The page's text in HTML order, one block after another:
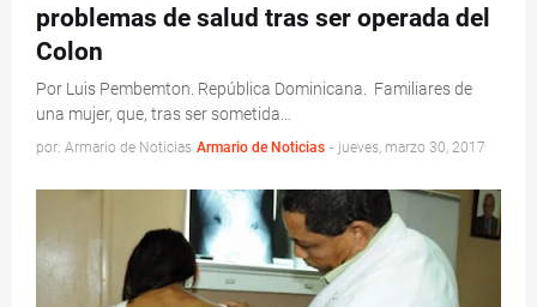
problemas de salud tras ser operada del
Colon
Por Luis Pembemton. República Dominicana. Familiares de
una mujer, que, tras ser sometida…
por: Armario de Noticias Armario de Noticias - jueves, marzo 30, 2017